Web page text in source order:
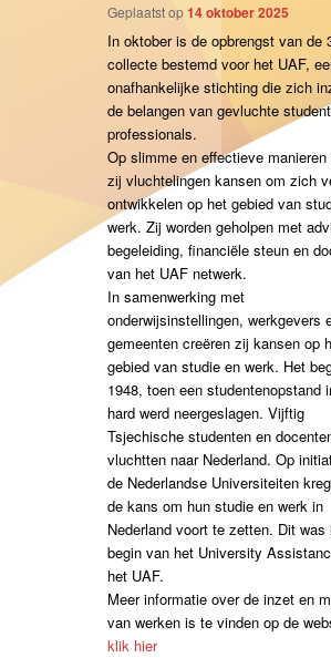
Geplaatst op14 oktober 2025
In oktober is de opbrengst van de
collecte bestemd voor het UAF,
onafhankelijke stichting die zich
de belangen van gevluchte
professionals.
Op slimme en effectieve manieren
zij vluchtelingen kansen om zich
ontwikkelen op het gebied van
werk. Zij worden geholpen met
begeleiding, financiële steun en
van het UAF netwerk.
In samenwerking met
onderwijsinstellingen, werkgevers
gemeenten creëren zij kansen op
gebied van studie en werk. Het
1948, toen een studentenopstand
hard werd neergeslagen. Vijftig
Tsjechische studenten en
vluchtten naar Nederland. Op
de Nederlandse Universiteiten
de kans om hun studie en werk in
Nederland voort te zetten. Dit was
begin van het University
het UAF.
Meer informatie over de inzet en
van werken is te vinden op de
klik hier